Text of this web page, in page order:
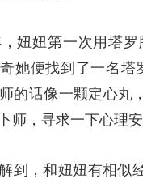
妞妞第一次用塔
她便找到了一名塔
的话像一颗定心
师，寻求一下心理
到，和妞妞有相似